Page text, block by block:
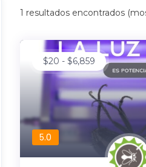
1 resultados encontrados
$20 - $6,859
5.0